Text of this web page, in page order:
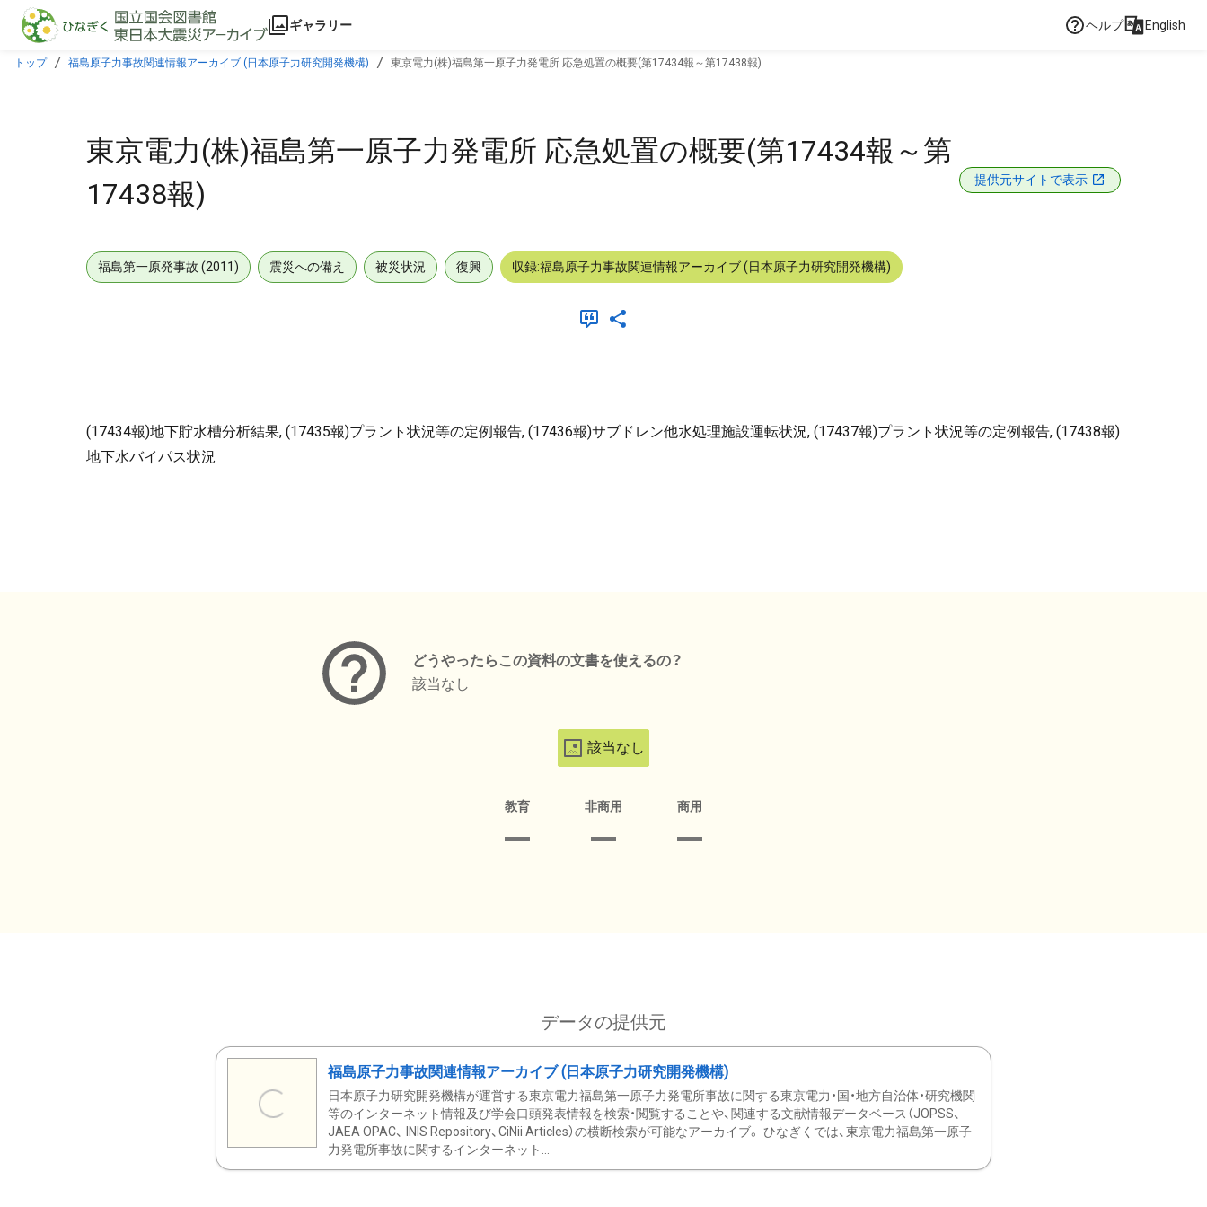
本文に飛ぶ
ギャラリー ヘルプ English
トップ 福島原子力事故関連情報アーカイブ (日本原子力研究開発機構) 東京電力(株)福島第一原子力発電所 応急処置の概要(第17434報～第17438報)
東京電力(株)福島第一原子力発電所 応急処置の概要(第17434報～第
17438報)
提供元サイトで表示
福島第一原発事故 (2011) 震災への備え 被災状況 復興 収録:福島原子力事故関連情報アーカイブ (日本原子力研究開発機構)
(17434報)地下貯水槽分析結果, (17435報)プラント状況等の定例報告, (17436報)サブドレン他水処理施設運転状況, (17437報)プラント状況等の定例報告, (17438報)
地下水バイパス状況
どうやったらこの資料の文書を使えるの？
該当なし
該当なし
教育 非商用 商用
データの提供元
福島原子力事故関連情報アーカイブ (日本原子力研究開発機構)
日本原子力研究開発機構が運営する東京電力福島第一原子力発電所事故に関する東京電力・国・地方自治体・研究機関
等のインターネット情報及び学会口頭発表情報を検索・閲覧することや、関連する文献情報データベース（JOPSS、
JAEA OPAC、 INIS Repository、CiNii Articles）の横断検索が可能なアーカイブ。 ひなぎくでは、東京電力福島第一原子
力発電所事故に関するインターネット...